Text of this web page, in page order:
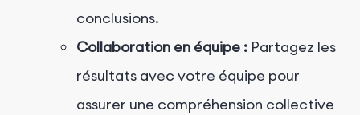
conclusions.
Collaboration en équipe : Partagez les
résultats avec votre équipe pour
assurer une compréhension collective